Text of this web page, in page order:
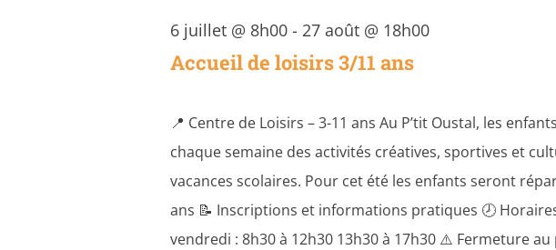
Accueil de loisirs 3/11 ans
6 juillet @ 8h00 - 27 août @ 18h00
📍 Centre de Loisirs – 3-11 ans Au P’tit Oustal, les
chaque semaine des activités créatives, sportives et
vacances scolaires. Pour cet été les enfants seront
ans 📝 Inscriptions et informations pratiques 🕗
vendredi : 8h30 à 12h30 13h30 à 17h30 ⚠️ Fermeture